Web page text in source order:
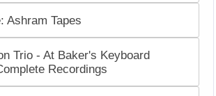
Ashram Tapes
Trio - At Baker's Keyboard
Recordings